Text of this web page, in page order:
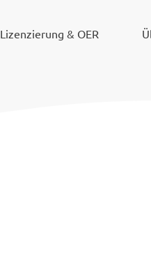
Lizenzierung & OER